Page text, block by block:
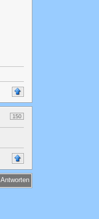
150
Antworten